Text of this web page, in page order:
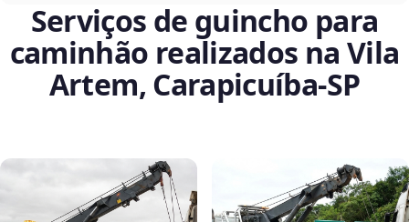
Serviços de guincho para
caminhão realizados na Vila
Artem, Carapicuíba‑SP